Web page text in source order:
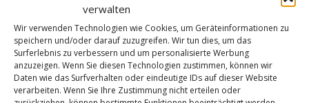
verwalten
Wir verwenden Technologien wie Cookies, um Geräteinformationen zu
speichern und/oder darauf zuzugreifen. Wir tun dies, um das
Surferlebnis zu verbessern und um personalisierte Werbung
anzuzeigen. Wenn Sie diesen Technologien zustimmen, können wir
Daten wie das Surfverhalten oder eindeutige IDs auf dieser Website
verarbeiten. Wenn Sie Ihre Zustimmung nicht erteilen oder
ZUSAMMENHÄNGENDE POSTS